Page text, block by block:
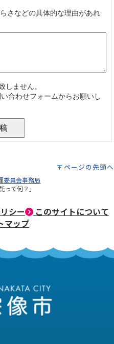
ページの先頭へ
委員会事務局
って何？」
シー
このサイトについて
マップ